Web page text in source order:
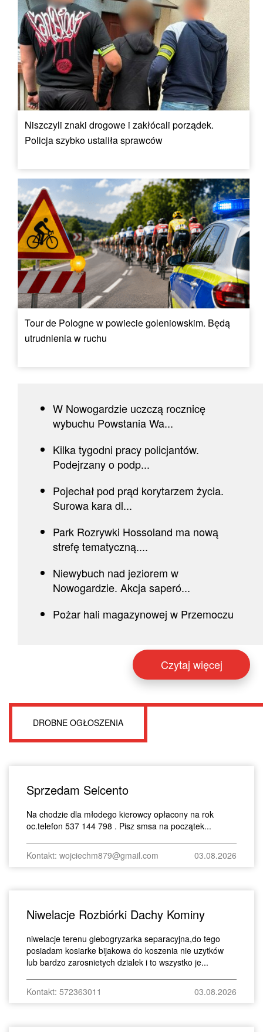
Niszczyli znaki drogowe i zakłócali porządek.
Policja szybko ustaliła sprawców
Tour de Pologne w powiecie goleniowskim. Będą
utrudnienia w ruchu
W Nowogardzie uczczą rocznicę
wybuchu Powstania Wa...
Kilka tygodni pracy policjantów.
Podejrzany o podp...
Pojechał pod prąd korytarzem życia.
Surowa kara dl...
Park Rozrywki Hossoland ma nową
strefę tematyczną....
Niewybuch nad jeziorem w
Nowogardzie. Akcja saperó...
Pożar hali magazynowej w Przemoczu
Czytaj więcej
DROBNE OGŁOSZENIA
Sprzedam Seicento
Na chodzie dla młodego kierowcy opłacony na rok
oc.telefon 537 144 798 . Pisz smsa na początek...
Kontakt: wojciechm879@gmail.com 03.08.2026
Niwelacje Rozbiórki Dachy Kominy
niwelacje terenu glebogryzarka separacyjna,do tego
posiadam kosiarke bijakowa do koszenia nie uzytków
lub bardzo zarosnietych dzialek i to wszystko je...
Kontakt: 572363011 03.08.2026